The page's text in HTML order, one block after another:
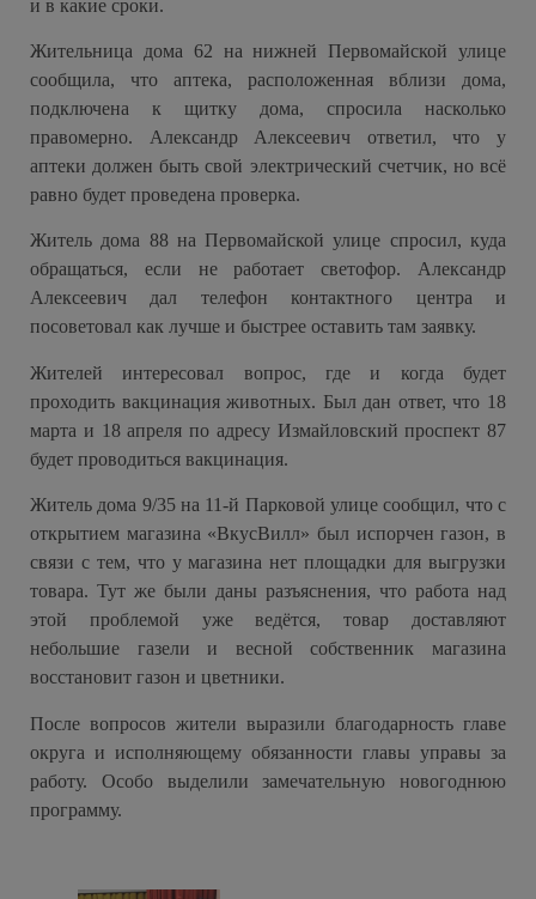
и в какие сроки.
Жительница дома 62 на нижней Первомайской улице
сообщила, что аптека, расположенная вблизи дома,
подключена к щитку дома, спросила насколько
правомерно. Александр Алексеевич ответил, что у
аптеки должен быть свой электрический счетчик, но всё
равно будет проведена проверка.
Житель дома 88 на Первомайской улице спросил, куда
обращаться, если не работает светофор. Александр
Алексеевич дал телефон контактного центра и
посоветовал как лучше и быстрее оставить там заявку.
Жителей интересовал вопрос, где и когда будет
проходить вакцинация животных. Был дан ответ, что 18
марта и 18 апреля по адресу Измайловский проспект 87
будет проводиться вакцинация.
Житель дома 9/35 на 11-й Парковой улице сообщил, что с
открытием магазина «ВкусВилл» был испорчен газон, в
связи с тем, что у магазина нет площадки для выгрузки
товара. Тут же были даны разъяснения, что работа над
этой проблемой уже ведётся, товар доставляют
небольшие газели и весной собственник магазина
восстановит газон и цветники.
После вопросов жители выразили благодарность главе
округа и исполняющему обязанности главы управы за
работу. Особо выделили замечательную новогоднюю
программу.